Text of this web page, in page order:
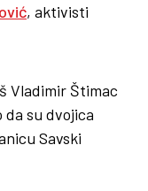
, aktivisti
Vladimir Štimac
su dvojica
Savski